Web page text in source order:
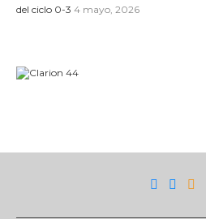
del ciclo 0-3 4 mayo, 2026